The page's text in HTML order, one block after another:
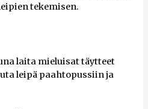
tekemisen.
laita mieluisat täytteet
leipä paahtopussiin ja